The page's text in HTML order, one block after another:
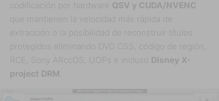
codificación por hardware QSV y CUDA/NVENC
que mantienen la velocidad más rápida de
extracción o la posibilidad de reconstruir títulos
protegidos eliminando DVD CSS, código de región,
RCE, Sony ARccOS, UOPs e incluso Disney X-
project DRM .